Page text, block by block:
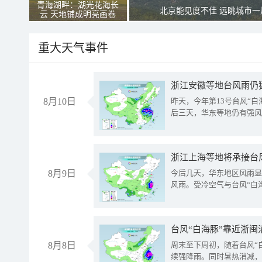
青海湖畔：湖光花海长
云 天地铺成明亮画卷
北京能见度不佳 远眺城市
重大天气事件
8月10日
浙江安徽等地台风雨
昨天，今年第13号台风“
后三天，华东等地仍有强
8月9日
浙江上海等地将承接台
今后几天，华东地区风雨
风雨。受冷空气与台风“白
8月8日
台风“白海豚”靠近浙
周末至下周初，随着台风“
续强降雨。同时暑热消减